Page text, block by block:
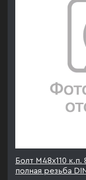
Болт М48х110
полная резьба